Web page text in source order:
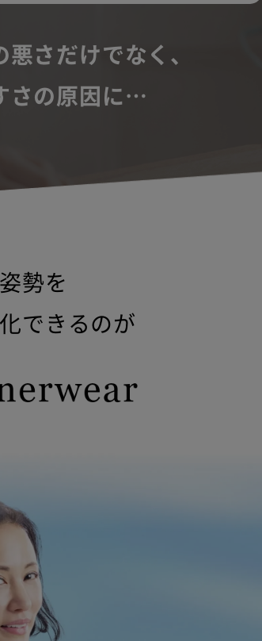
悪さだけでなく、
さの原因に…
勢を
できるのが